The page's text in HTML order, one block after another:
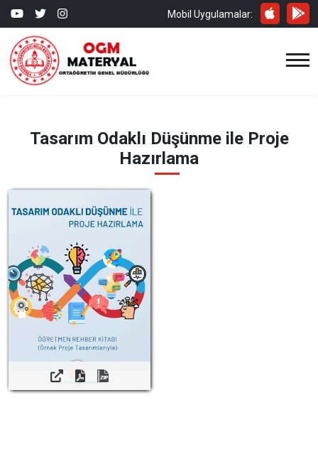
Mobil Uygulamalar:
Tasarım Odaklı Düşünme ile Proje
Hazırlama